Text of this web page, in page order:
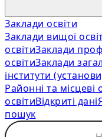
Заклади освіти
Заклади вищої
освітиЗаклади
освітиЗаклади
інститути
Районні та місцеві
освітиВідкриті дані
пошук